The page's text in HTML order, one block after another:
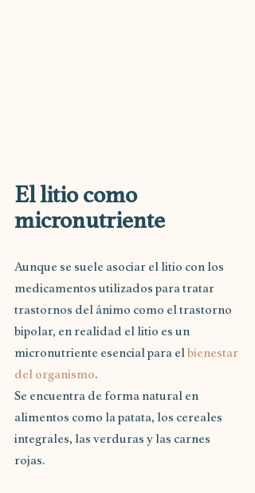
El litio como
micronutriente
Aunque se suele asociar el litio con los
medicamentos utilizados para tratar
trastornos del ánimo como el trastorno
bipolar, en realidad el litio es un
micronutriente esencial para el bienestar
del organismo.
Se encuentra de forma natural en
alimentos como la patata, los cereales
integrales, las verduras y las carnes
rojas.